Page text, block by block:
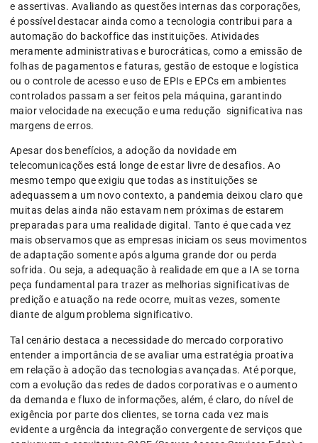
e assertivas. Avaliando as questões internas das corporações,
é possível destacar ainda como a tecnologia contribui para a
automação do backoffice das instituições. Atividades
meramente administrativas e burocráticas, como a emissão de
folhas de pagamentos e faturas, gestão de estoque e logística
ou o controle de acesso e uso de EPIs e EPCs em ambientes
controlados passam a ser feitos pela máquina, garantindo
maior velocidade na execução e uma redução significativa nas
margens de erros.
Apesar dos benefícios, a adoção da novidade em
telecomunicações está longe de estar livre de desafios. Ao
mesmo tempo que exigiu que todas as instituições se
adequassem a um novo contexto, a pandemia deixou claro que
muitas delas ainda não estavam nem próximas de estarem
preparadas para uma realidade digital. Tanto é que cada vez
mais observamos que as empresas iniciam os seus movimentos
de adaptação somente após alguma grande dor ou perda
sofrida. Ou seja, a adequação à realidade em que a IA se torna
peça fundamental para trazer as melhorias significativas de
predição e atuação na rede ocorre, muitas vezes, somente
diante de algum problema significativo.
Tal cenário destaca a necessidade do mercado corporativo
entender a importância de se avaliar uma estratégia proativa
em relação à adoção das tecnologias avançadas. Até porque,
com a evolução das redes de dados corporativas e o aumento
da demanda e fluxo de informações, além, é claro, do nível de
exigência por parte dos clientes, se torna cada vez mais
evidente a urgência da integração convergente de serviços que